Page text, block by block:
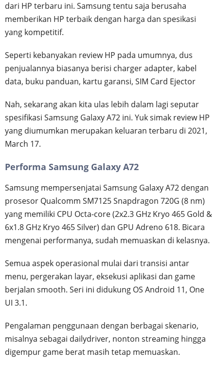
dari HP terbaru ini. Samsung tentu saja berusaha
memberikan HP terbaik dengan harga dan spesikasi
yang kompetitif.
Seperti kebanyakan review HP pada umumnya, dus
penjualannya biasanya berisi charger adapter, kabel
data, buku panduan, kartu garansi, SIM Card Ejector
Nah, sekarang akan kita ulas lebih dalam lagi seputar
spesifikasi Samsung Galaxy A72 ini. Yuk simak review HP
yang diumumkan merupakan keluaran terbaru di 2021,
March 17.
Performa Samsung Galaxy A72
Samsung mempersenjatai Samsung Galaxy A72 dengan
prosesor Qualcomm SM7125 Snapdragon 720G (8 nm)
yang memiliki CPU Octa-core (2x2.3 GHz Kryo 465 Gold &
6x1.8 GHz Kryo 465 Silver) dan GPU Adreno 618. Bicara
mengenai performanya, sudah memuaskan di kelasnya.
Semua aspek operasional mulai dari transisi antar
menu, pergerakan layar, eksekusi aplikasi dan game
berjalan smooth. Seri ini didukung OS Android 11, One
UI 3.1.
Pengalaman penggunaan dengan berbagai skenario,
misalnya sebagai dailydriver, nonton streaming hingga
digempur game berat masih tetap memuaskan.